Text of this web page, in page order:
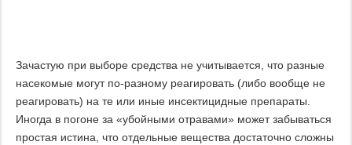
Зачастую при выборе средства не учитывается, что разные
насекомые могут по-разному реагировать (либо вообще не
реагировать) на те или иные инсектицидные препараты.
Иногда в погоне за «убойными отравами» может забываться
простая истина, что отдельные вещества достаточно сложны